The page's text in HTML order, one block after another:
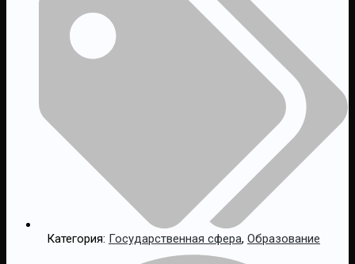
Категория: Государственная сфера, Образование